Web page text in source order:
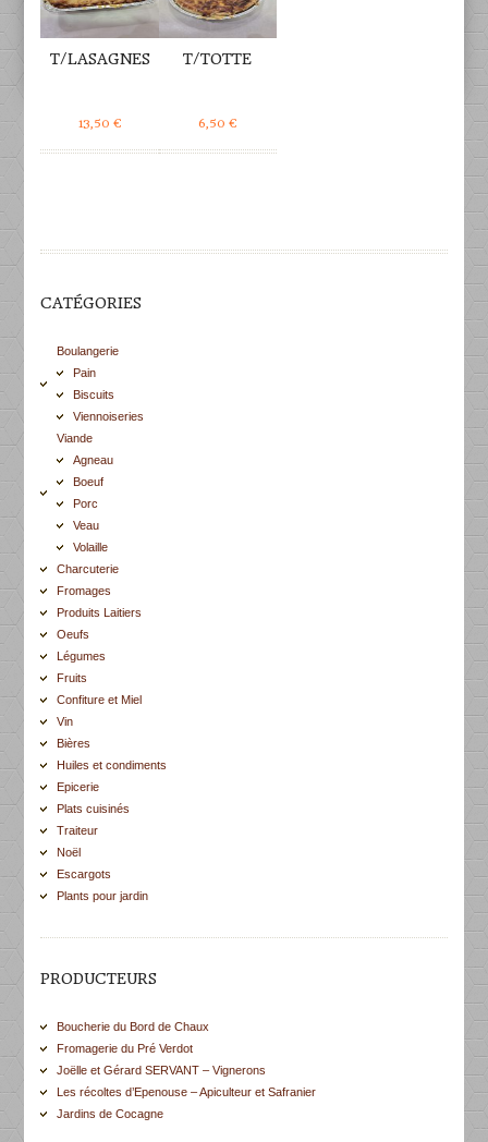
T/LASAGNES
13,50 €
T/TOTTE
6,50 €
CATÉGORIES
Boulangerie
Pain
Biscuits
Viennoiseries
Viande
Agneau
Boeuf
Porc
Veau
Volaille
Charcuterie
Fromages
Produits Laitiers
Oeufs
Légumes
Fruits
Confiture et Miel
Vin
Bières
Huiles et condiments
Epicerie
Plats cuisinés
Traiteur
Noël
Escargots
Plants pour jardin
PRODUCTEURS
Boucherie du Bord de Chaux
Fromagerie du Pré Verdot
Joëlle et Gérard SERVANT – Vignerons
Les récoltes d’Epenouse – Apiculteur et Safranier
Jardins de Cocagne